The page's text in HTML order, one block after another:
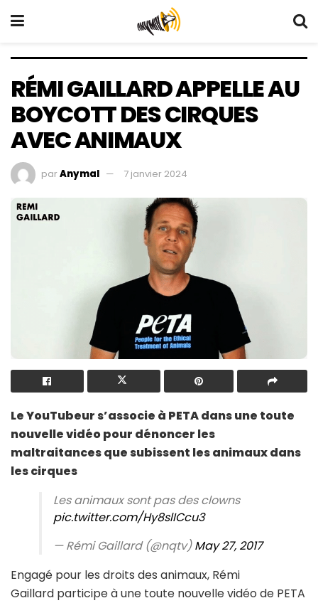
RÉMI GAILLARD APPELLE AU
BOYCOTT DES CIRQUES
AVEC ANIMAUX
parAnymal 7 janvier 2024
Le YouTubeur s’associe à PETA dans une toute
nouvelle vidéo pour dénoncer les
maltraitances que subissent les animaux dans
les cirques
Les animaux sont pas des clowns
pic.twitter.com/Hy8slICcu3
— Rémi Gaillard (@nqtv)May 27, 2017
Engagé pour les droits des animaux, Rémi
Gaillard participe à une toute nouvelle vidéo de PETA